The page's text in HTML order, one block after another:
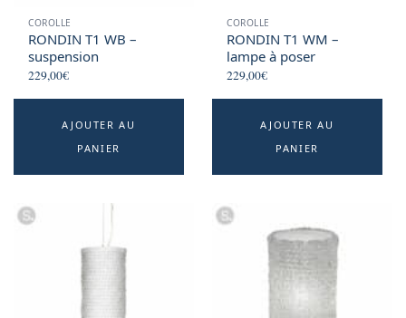
COROLLE
RONDIN T1 WB –
suspension
229,00€
AJOUTER AU
PANIER
COROLLE
RONDIN T1 WM –
lampe à poser
229,00€
AJOUTER AU
PANIER